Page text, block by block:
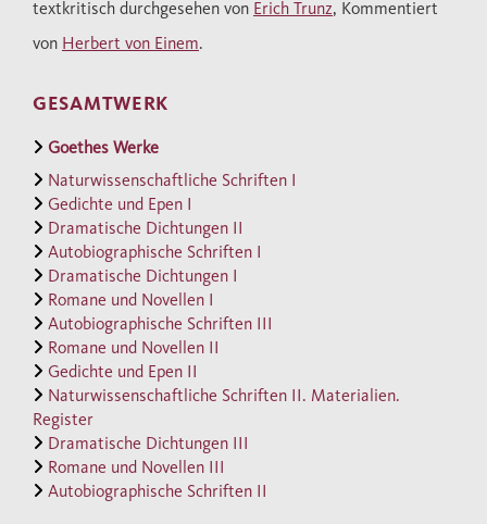
verfaßt. Die Kunstwerke, welche Goethe
beschreibt, sind noch vorhanden, es gibt die
gewandelt. Doch viele Kunstwerke, die
Goethe nennt, stehen heute an anderem Orte
oder haben andere Namen. Manche Bilder
schreibt man anderen Künstlern zu, viele
antike Statuen deutet man heute anders.
Hier bedarf der Leser einer Beratung durch
den Fachmann, und alle diese Fragen findet
er in dem Kommentar von mehr als 100
Seiten beantwortet. Wir erfahren ferner, wie
man im 17. und 18. Jahrhundert die von
Goethe beschriebenen Kunstwerke
beurteilte und wie sich sein eigenes Urteil
dazu verhält. Da, wo Goethes besondere
Interessen liegen - Palladio, Raffael,
textkritisch durchgesehen von Erich Trunz, Kommentiert
von Herbert von Einem.
GESAMTWERK
Goethes Werke
Naturwissenschaftliche Schriften I
Gedichte und Epen I
Dramatische Dichtungen II
Autobiographische Schriften I
Dramatische Dichtungen I
Romane und Novellen I
Autobiographische Schriften III
Romane und Novellen II
Gedichte und Epen II
Naturwissenschaftliche Schriften II. Materialien.
Register
Dramatische Dichtungen III
Romane und Novellen III
Autobiographische Schriften II